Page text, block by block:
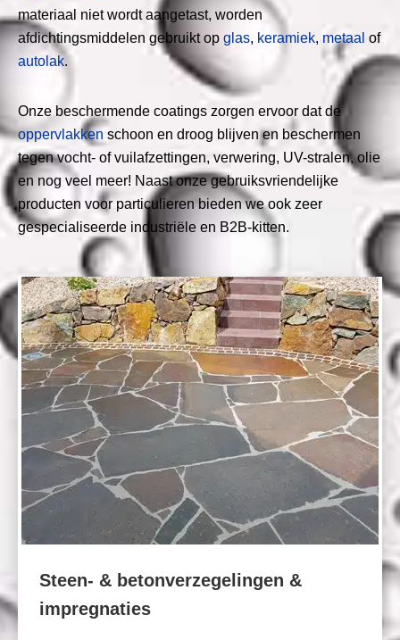
materiaal niet wordt aangetast, worden
afdichtingsmiddelen gebruikt op glas, keramiek, metaal of
autolak.
Onze beschermende coatings zorgen ervoor dat de
oppervlakken schoon en droog blijven en beschermen
tegen vocht- of vuilafzettingen, verwering, UV-stralen, olie
en nog veel meer! Naast onze gebruiksvriendelijke
producten voor particulieren bieden we ook zeer
gespecialiseerde industriële en B2B-kitten.
Steen- & betonverzegelingen &
impregnaties